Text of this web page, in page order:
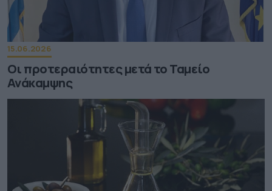
15.06.2026
Οι προτεραιότητες μετά το Ταμείο
Ανάκαμψης